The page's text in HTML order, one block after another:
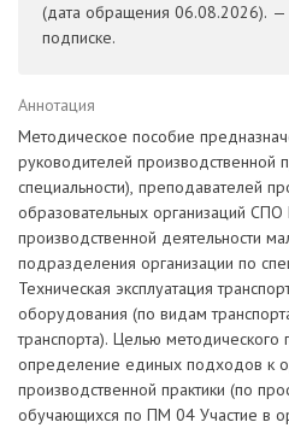
(дата обращения 06.08.2026). —
подписке.
Аннотация
Методическое пособие
руководителей производственной
специальности), преподавателей
образовательных организаций
производственной деятельности
подразделения организации по
Техническая эксплуатация
оборудования (по видам
транспорта). Целью методического
определение единых подходов к
производственной практики (по
обучающихся по ПМ 04 Участие в